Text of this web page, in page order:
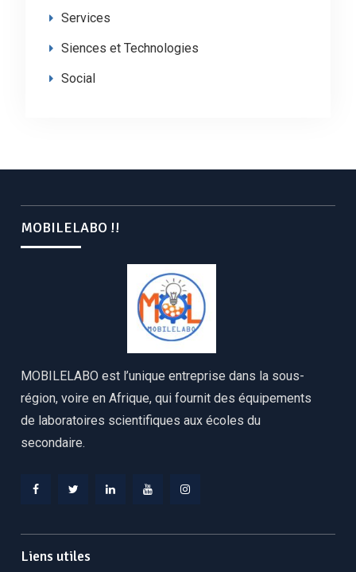
Services
Siences et Technologies
Social
MOBILELABO !!
MOBILELABO est l’unique entreprise dans la sous-
région, voire en Afrique, qui fournit des équipements
de laboratoires scientifiques aux écoles du
secondaire.
Liens utiles